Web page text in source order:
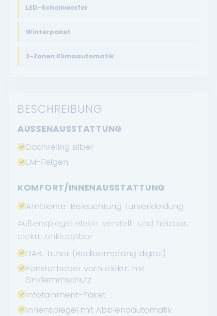
LED-Scheinwerfer
Winterpaket
2-Zonen Klimaautomatik
BESCHREIBUNG
AUSSENAUSSTATTUNG
Dachreling silber
LM-Felgen
KOMFORT/INNENAUSSTATTUNG
Ambiente-Beleuchtung Türverkleidung
Außenspiegel elektr. verstell- und heizbar,
elektr. anklappbar
DAB-Tuner (Radioempfang digital)
Fensterheber vorn elektr. mit
Einklemmschutz
Infotainment-Paket
Innenspiegel mit Abblendautomatik